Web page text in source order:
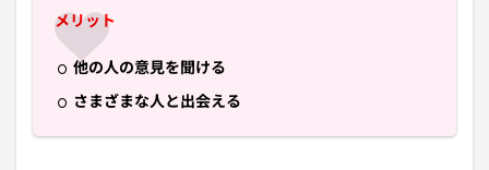
メリット
他の人の意見を聞ける
さまざまな人と出会える